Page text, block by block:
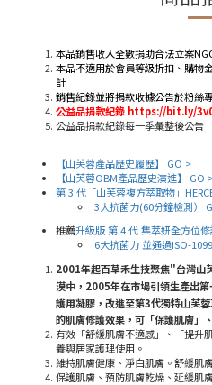
本品銷售收入全數捐助合法立案
本品不適用於會員等級折扣、購物
計
銷售紀錄並將捐款收據公告於粉絲
公益品捐款紀錄 https://bit.ly/
公益品捐款紀錄每一季彙整後公告
【山芙蓉產品歷史履歷】
GO >
【山芙蓉OBM產品歷史演進】
GO
第 3 代「山芙蓉複方萃取物」
3大抗菌力(60分鐘檢測）
推薦升級版 第 4 代 集萃妍全方位
6大抗菌力 並通過ISO-
2001年起百草禾生技聚焦"台灣山
漠中，2005年在市場引領生產出
護用凝膠 ， 改進至第3代獨特山芙
的肌膚修護效果，可「保護肌膚」
有效「舒緩肌膚不適感」、「提升
養與居家護理使用。
維持肌膚健康、淨白肌膚。舒緩肌
保護肌膚、預防肌膚乾燥、延緩肌